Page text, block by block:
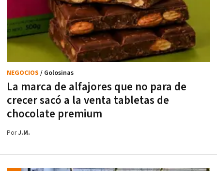
La marca de alfajores que no para de
crecer sacó a la venta tabletas de
chocolate premium
NEGOCIOS / Golosinas
PorJ.M.